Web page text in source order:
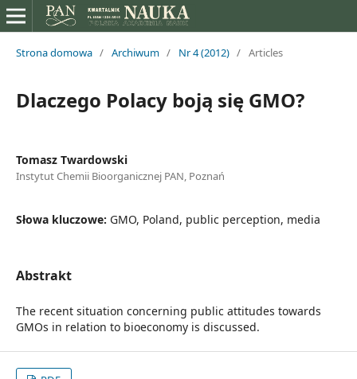
Strona domowa / Archiwum / Nr 4 (2012) / Articles
Dlaczego Polacy boją się GMO?
Tomasz Twardowski
Instytut Chemii Bioorganicznej PAN, Poznań
Słowa kluczowe: GMO, Poland, public perception, media
Abstrakt
The recent situation concerning public attitudes towards
GMOs in relation to bioeconomy is discussed.